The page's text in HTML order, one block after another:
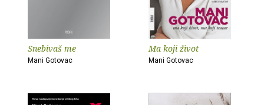
Snebivaš me
Mani Gotovac
Ma koji život
Mani Gotovac